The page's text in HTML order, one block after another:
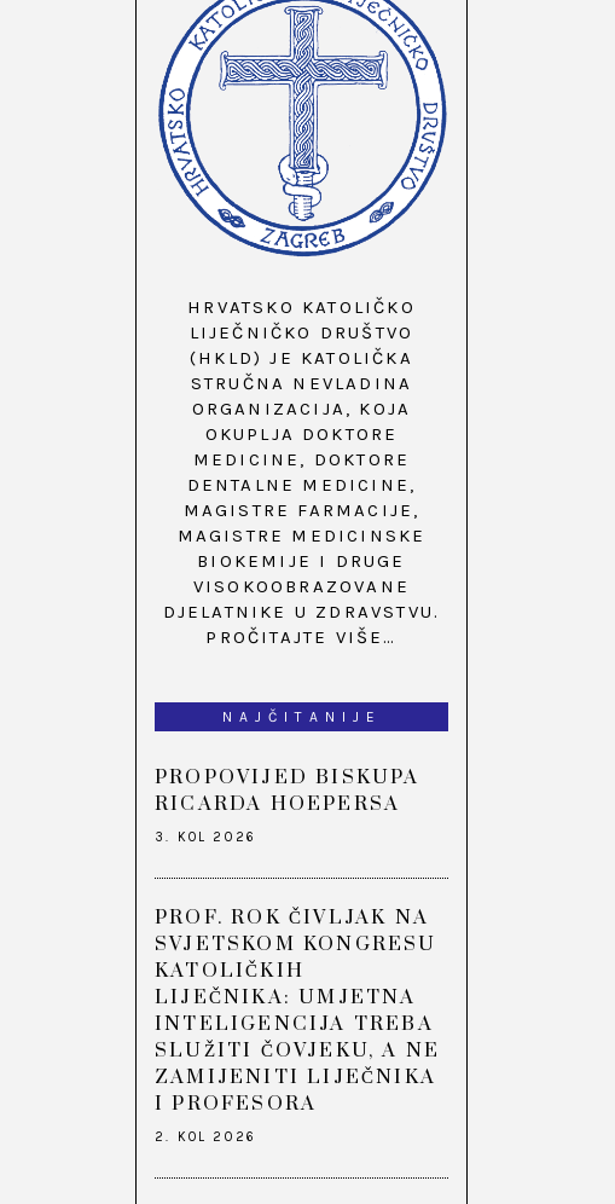
HRVATSKO KATOLIČKO
LIJEČNIČKO DRUŠTVO
(HKLD) JE KATOLIČKA
STRUČNA NEVLADINA
ORGANIZACIJA, KOJA
OKUPLJA DOKTORE
MEDICINE, DOKTORE
DENTALNE MEDICINE,
MAGISTRE FARMACIJE,
MAGISTRE MEDICINSKE
BIOKEMIJE I DRUGE
VISOKOOBRAZOVANE
DJELATNIKE U ZDRAVSTVU.
PROČITAJTE VIŠE…
NAJČITANIJE
PROPOVIJED BISKUPA
RICARDA HOEPERSA
3. KOL 2026
PROF. ROK ČIVLJAK NA
SVJETSKOM KONGRESU
KATOLIČKIH
LIJEČNIKA: UMJETNA
INTELIGENCIJA TREBA
SLUŽITI ČOVJEKU, A NE
ZAMIJENITI LIJEČNIKA
I PROFESORA
2. KOL 2026